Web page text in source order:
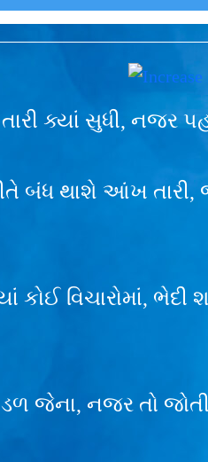
ક્યાં સુધી, નજર
બંધ થાશે આંખ
કોઈ વિચારોમાં,
જેના, નજર તો